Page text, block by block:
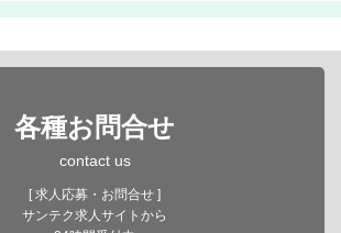
各種お問合せ
contact us
[ 求人応募・お問合せ ]
サンテク求人サイトから